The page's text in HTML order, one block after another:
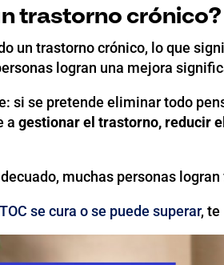
trastorno crónico?
un trastorno crónico, lo que
logran una mejora
si se pretende eliminar todo
a gestionar el trastorno, reducir
muchas personas
se cura o se puede superar, te